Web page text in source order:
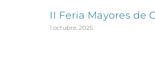
II Feria Mayores de
1 octubre, 2025